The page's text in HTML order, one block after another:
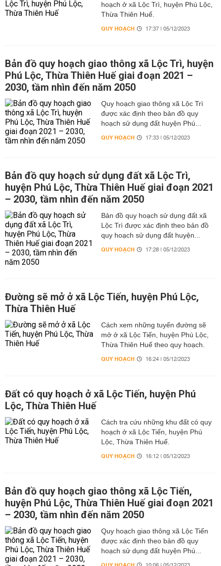
hoạch ở xã Lộc Trì, huyện Phú Lộc,
Thừa Thiên Huế.
QUY HOẠCH 17:37 | 05/12/2023
Bản đồ quy hoạch giao thông xã Lộc Trì, huyện
Phú Lộc, Thừa Thiên Huế giai đoạn 2021 –
2030, tầm nhìn đến năm 2050
Quy hoạch giao thông xã Lộc Trì
được xác định theo bản đồ quy
hoạch sử dụng đất huyện Phú...
QUY HOẠCH 17:33 | 05/12/2023
Bản đồ quy hoạch sử dụng đất xã Lộc Trì,
huyện Phú Lộc, Thừa Thiên Huế giai đoạn 2021
– 2030, tầm nhìn đến năm 2050
Bản đồ quy hoạch sử dụng đất xã
Lộc Trì được xác định theo bản đồ
quy hoạch sử dụng đất huyện...
QUY HOẠCH 17:28 | 05/12/2023
Đường sẽ mở ở xã Lộc Tiến, huyện Phú Lộc,
Thừa Thiên Huế
Cách xem những tuyến đường sẽ
mở ở xã Lộc Tiến, huyện Phú Lộc,
Thừa Thiên Huế theo quy hoạch.
QUY HOẠCH 16:24 | 05/12/2023
Đất có quy hoạch ở xã Lộc Tiến, huyện Phú
Lộc, Thừa Thiên Huế
Cách tra cứu những khu đất có quy
hoạch ở xã Lộc Tiến, huyện Phú
Lộc, Thừa Thiên Huế.
QUY HOẠCH 16:12 | 05/12/2023
Bản đồ quy hoạch giao thông xã Lộc Tiến,
huyện Phú Lộc, Thừa Thiên Huế giai đoạn 2021
– 2030, tầm nhìn đến năm 2050
Quy hoạch giao thông xã Lộc Tiến
được xác định theo bản đồ quy
hoạch sử dụng đất huyện Phú...